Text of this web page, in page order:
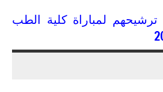
ترشيحهم لمباراة كلية الطب